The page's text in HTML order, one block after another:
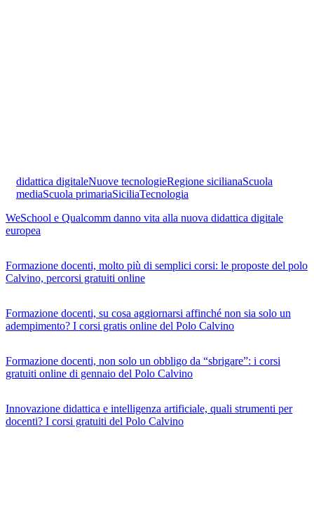
didattica digitaleNuove tecnologieRegione sicilianaScuola
mediaScuola primariaSiciliaTecnologia
WeSchool e Qualcomm danno vita alla nuova didattica digitale
europea
Formazione docenti, molto più di semplici corsi: le proposte del polo
Calvino, percorsi gratuiti online
Formazione docenti, su cosa aggiornarsi affinché non sia solo un
adempimento? I corsi gratis online del Polo Calvino
Formazione docenti, non solo un obbligo da “sbrigare”: i corsi
gratuiti online di gennaio del Polo Calvino
Innovazione didattica e intelligenza artificiale, quali strumenti per
docenti? I corsi gratuiti del Polo Calvino